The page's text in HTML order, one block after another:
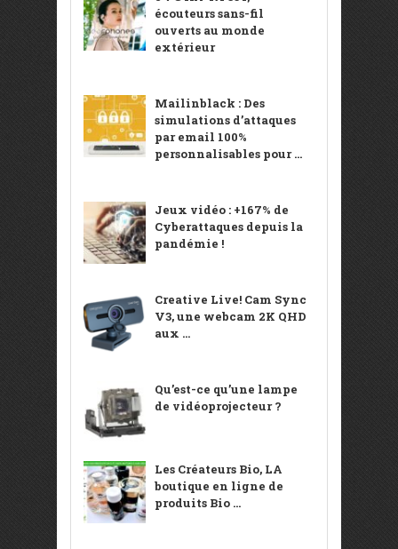
écouteurs sans-fil
ouverts au monde
extérieur
Mailinblack : Des
simulations d’attaques
par email 100%
personnalisables pour ...
Jeux vidéo : +167% de
Cyberattaques depuis la
pandémie !
Creative Live! Cam Sync
V3, une webcam 2K QHD
aux ...
Qu’est-ce qu’une lampe
de vidéoprojecteur ?
Les Créateurs Bio, LA
boutique en ligne de
produits Bio ...